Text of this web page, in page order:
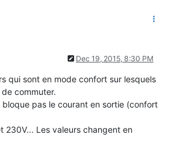
Dec 19, 2015, 8:30 PM
qui sont en mode confort sur lesquels
commuter.
bloque pas le courant en sortie (confort
230V... Les valeurs changent en